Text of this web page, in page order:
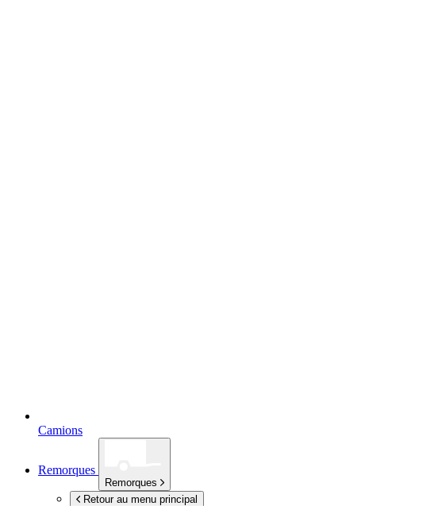
Camions
Remorques
Remorques
Retour au menu principal